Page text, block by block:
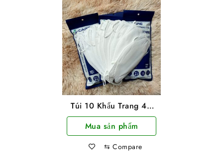
Túi 10 Khẩu Trang 4D
TTCare Màu Trắng 4
Lớp KF94 Kín Mặt
Mua sản phẩm
⇆ Compare